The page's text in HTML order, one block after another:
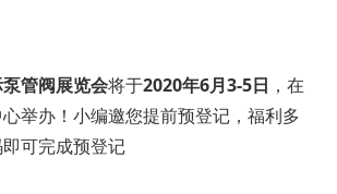
管阀展览会将于2020年6月3-5日 ，在
举办！小编邀您提前预登记，福利多
可完成预登记